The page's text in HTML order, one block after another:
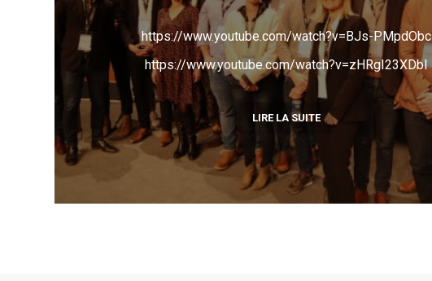
https://www.youtube.com/watch?v=BJs-PMpdObc
https://www.youtube.com/watch?v=zHRgI23XDbI
LIRE LA SUITE